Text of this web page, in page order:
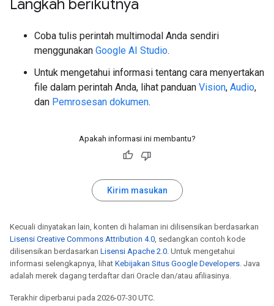
Langkah berikutnya
Coba tulis perintah multimodal Anda sendiri
menggunakan Google AI Studio.
Untuk mengetahui informasi tentang cara menyertakan
file dalam perintah Anda, lihat panduan Vision, Audio,
dan Pemrosesan dokumen.
Apakah informasi ini membantu?
Kirim masukan
Kecuali dinyatakan lain, konten di halaman ini dilisensikan berdasarkan
Lisensi Creative Commons Attribution 4.0, sedangkan contoh kode
dilisensikan berdasarkan Lisensi Apache 2.0. Untuk mengetahui
informasi selengkapnya, lihat Kebijakan Situs Google Developers. Java
adalah merek dagang terdaftar dari Oracle dan/atau afiliasinya.
Terakhir diperbarui pada 2026-07-30 UTC.